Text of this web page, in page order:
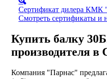
Сертификат дилера КМК
Смотреть сертификаты и
Купить балку
производителя в
Компания "Парнас"